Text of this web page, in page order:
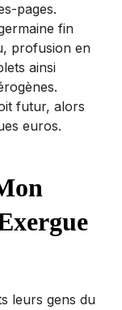
pages.
fin
profusion en
ainsi
futur, alors
euros.
leurs gens du